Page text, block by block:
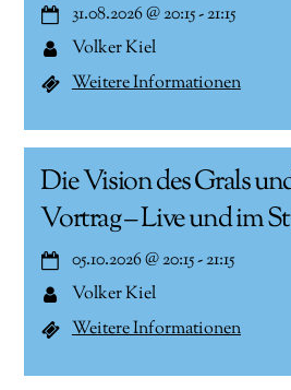
31.08.2026@20:15-21:15
Volker Kiel
Weitere Informationen
Die Vision des Grals
Vortrag – Live und im
05.10.2026@20:15-21:15
Volker Kiel
Weitere Informationen